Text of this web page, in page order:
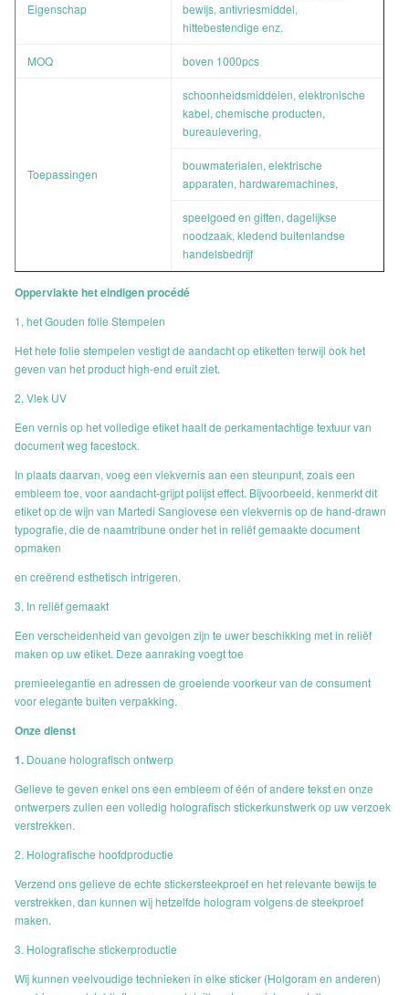
Eigenschap
bewijs, antivriesmiddel,
hittebestendige enz.
MOQ boven 1000pcs
Toepassingen
schoonheidsmiddelen, elektronische
kabel, chemische producten,
bureaulevering,
bouwmaterialen, elektrische
apparaten, hardwaremachines,
speelgoed en giften, dagelijkse
noodzaak, kledend buitenlandse
handelsbedrijf
Oppervlakte het eindigen procédé
1, het Gouden folie Stempelen
Het hete folie stempelen vestigt de aandacht op etiketten terwijl ook het
geven van het product high-end eruit ziet.
2, Vlek UV
Een vernis op het volledige etiket haalt de perkamentachtige textuur van
document weg facestock.
In plaats daarvan, voeg een vlekvernis aan een steunpunt, zoals een
embleem toe, voor aandacht-grijpt polijst effect. Bijvoorbeeld, kenmerkt dit
etiket op de wijn van Martedi Sangiovese een vlekvernis op de hand-drawn
typografie, die de naamtribune onder het in reliëf gemaakte document
opmaken
en creërend esthetisch intrigeren.
3, In reliëf gemaakt
Een verscheidenheid van gevolgen zijn te uwer beschikking met in reliëf
maken op uw etiket. Deze aanraking voegt toe
premieelegantie en adressen de groeiende voorkeur van de consument
voor elegante buiten verpakking.
Onze dienst
1. Douane holografisch ontwerp
Gelieve te geven enkel ons een embleem of één of andere tekst en onze
ontwerpers zullen een volledig holografisch stickerkunstwerk op uw verzoek
verstrekken.
2. Holografische hoofdproductie
Verzend ons gelieve de echte stickersteekproef en het relevante bewijs te
verstrekken, dan kunnen wij hetzelfde hologram volgens de steekproef
maken.
3. Holografische stickerproductie
Wij kunnen veelvoudige technieken in elke sticker (Holgoram en anderen)